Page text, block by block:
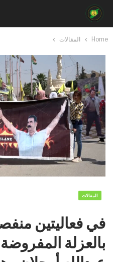
Home المقالات
المقالات
في فعاليتين
بالعزلة